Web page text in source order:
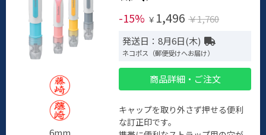
-15% ￥ 1,496 ￥1,760
発送日：8月6日(木)
ネコポス（郵便受けへお届け）
商品詳細・ご注文
キャップを取り外さず押せる便利
な訂正印です。